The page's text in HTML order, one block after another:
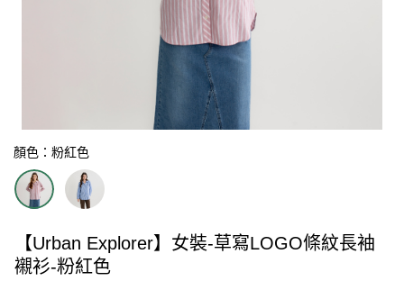
顏色：粉紅色
【Urban Explorer】女裝-草寫LOGO條紋長袖
襯衫-粉紅色